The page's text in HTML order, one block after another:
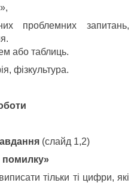
проблемних запитань,
або таблиць.
фізкультура.
(слайд 1,2)
тільки ті цифри, які